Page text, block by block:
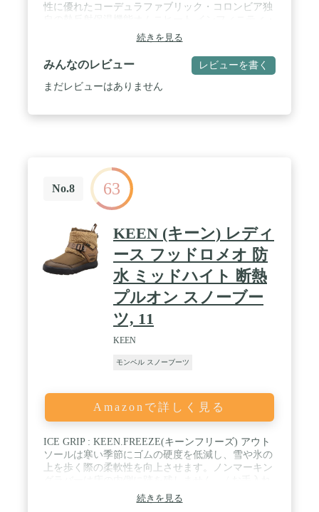
性に優れたコーデュラファブリック・コロンビア独
EVA素材を増したミッドソールにより、高いクッシ
ョン性を確保・アウトソールはヴィブラム・メガグ
リップ・フィッテイング調整が幅広なバンジーコー
ド仕様で足首回りのフィット感と歩行の安定性を向
上・グローブをはめたままで調整可能なアジャスタ
続きを見る
みんなのレビュー レビューを書く
まだレビューはありません
No.8 63
KEEN (キーン) レディ
ース フッドロメオ 防
水 ミッドハイト 断熱
プルオン スノーブー
ツ, 11
KEEN
モンベル スノーブーツ
Amazonで詳しく見る
ICE GRIP : KEEN.FREEZE(キーンフリーズ) アウト
ソールは寒い季節にゴムの硬度を低減し、雪や氷の
上を歩く際の柔軟性を向上させます。ノンマーキン
のヒント:湿らせた柔らかいスポンジで優しくブラッ
シングし、緩んだ汚れを取り除きます。汚れはすぐ
続きを見る